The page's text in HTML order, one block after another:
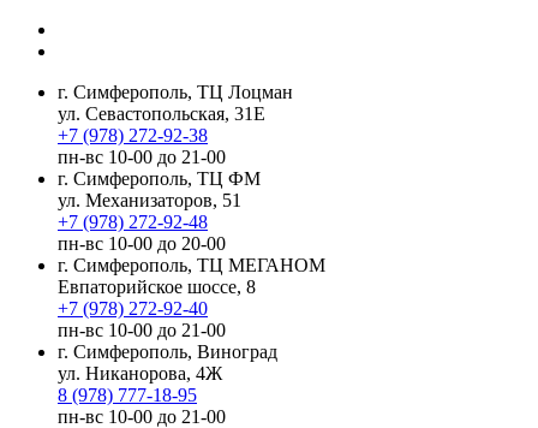
г. Симферополь, ТЦ Лоцман
ул. Севастопольская, 31Е
+7 (978) 272-92-38
пн-вс 10-00 до 21-00
г. Симферополь, ТЦ ФМ
ул. Механизаторов, 51
+7 (978) 272-92-48
пн-вс 10-00 до 20-00
г. Симферополь, ТЦ МЕГАНОМ
Евпаторийское шоссе, 8
+7 (978) 272-92-40
пн-вс 10-00 до 21-00
г. Симферополь, Виноград
ул. Никанорова, 4Ж
8 (978) 777-18-95
пн-вс 10-00 до 21-00